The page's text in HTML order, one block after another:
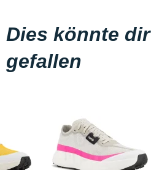
Dies könnte
gefallen